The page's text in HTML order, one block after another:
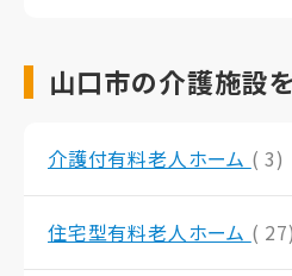
山口市の介護施設
介護付有料老人ホーム ( 3)
住宅型有料老人ホーム ( 27)